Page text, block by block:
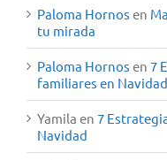
Paloma Hornos en
tu mirada
Paloma Hornos en 7
familiares en Navidad
Yamila en 7
Navidad